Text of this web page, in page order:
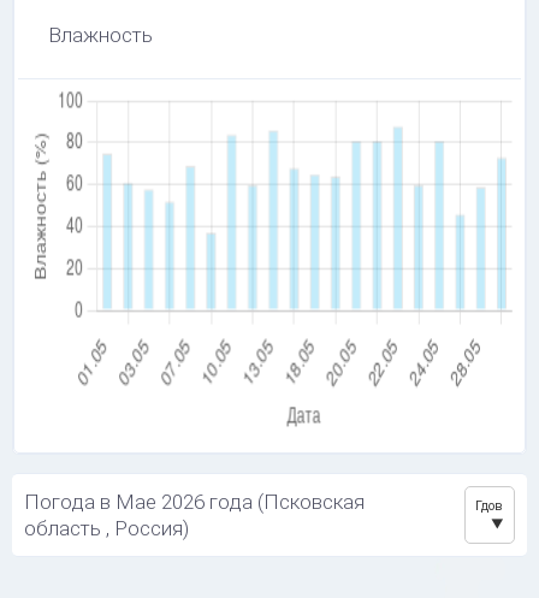
Влажность
Погода в Мае 2026 года (Псковская
область , Россия)
Гдов